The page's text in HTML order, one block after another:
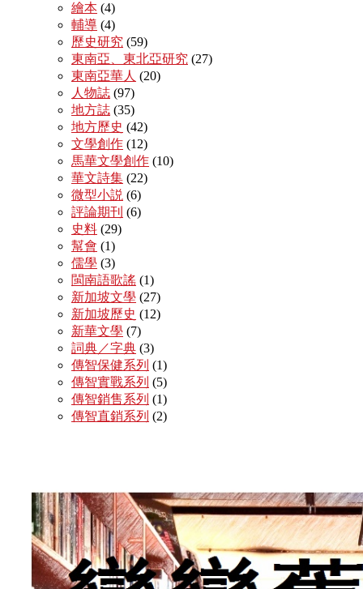
繪本 (4)
輔導 (4)
歷史研究 (59)
東南亞、東北亞研究 (27)
東南亞華人 (20)
人物誌 (97)
地方誌 (35)
地方歷史 (42)
文學創作 (12)
馬華文學創作 (10)
華文詩集 (22)
微型小説 (6)
評論期刊 (6)
史料 (29)
幫會 (1)
儒學 (3)
閩南語歌謠 (1)
新加坡文學 (27)
新加坡歷史 (12)
新華文學 (7)
詞典／字典 (3)
傳智保健系列 (1)
傳智實戰系列 (5)
傳智銷售系列 (1)
傳智直銷系列 (2)